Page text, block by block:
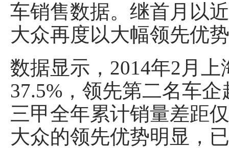
车销售数据。继首月以
大众再度以大幅领先优
数据显示，2014年2月
37.5%，领先第二名车
三甲全年累计销量差距
大众的领先优势明显，